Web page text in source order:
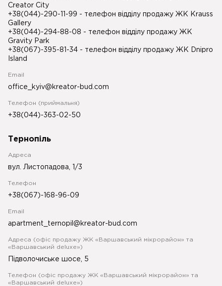
Creator City
+38(044)-290-11-99 - телефон відділу продажу ЖК Krauss
Gallery
+38(044)-294-88-08 - телефон відділу продажу ЖК
Gravity Park
+38(067)-395-81-34 - телефон відділу продажу ЖК Dnipro
Island
Email
office_kyiv@kreator-bud.com
Телефон (приймальня)
+38(044)-363-02-50
Тернопіль
Адреса
вул. Листопадова, 1/3
Телефон
+38(067)-168-96-09
Email
apartment_ternopil@kreator-bud.com
Адреса (офіс продажу ЖК «Варшавський мікрорайон» та
«Варшавський deluxe»)
Підволочиське шосе, 5
Телефон (офіс продажу ЖК «Варшавський мікрорайон» та
«Варшавський deluxe»)